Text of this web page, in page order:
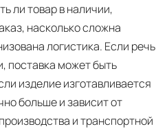
ли товар в наличии,
насколько сложна
логистика. Если речь
поставка может быть
изделие изготавливается
больше и зависит от
и транспортной